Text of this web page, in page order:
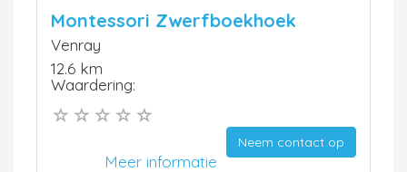
Montessori Zwerfboekhoek
Venray
12.6 km
Waardering:
Neem contact op
Meer informatie